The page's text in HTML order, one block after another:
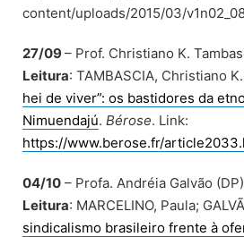
content/uploads/2015/03/
27/09– Prof. Christiano K.
Leitura: TAMBASCIA, Christiano
hei de viver”: os bastidores da
Nimuendajú. Bérose. Link:
https://www.berose.fr/
04/10 – Profa. Andréia Galvão (DP)
Leitura: MARCELINO, Paula;
sindicalismo brasileiro frente à